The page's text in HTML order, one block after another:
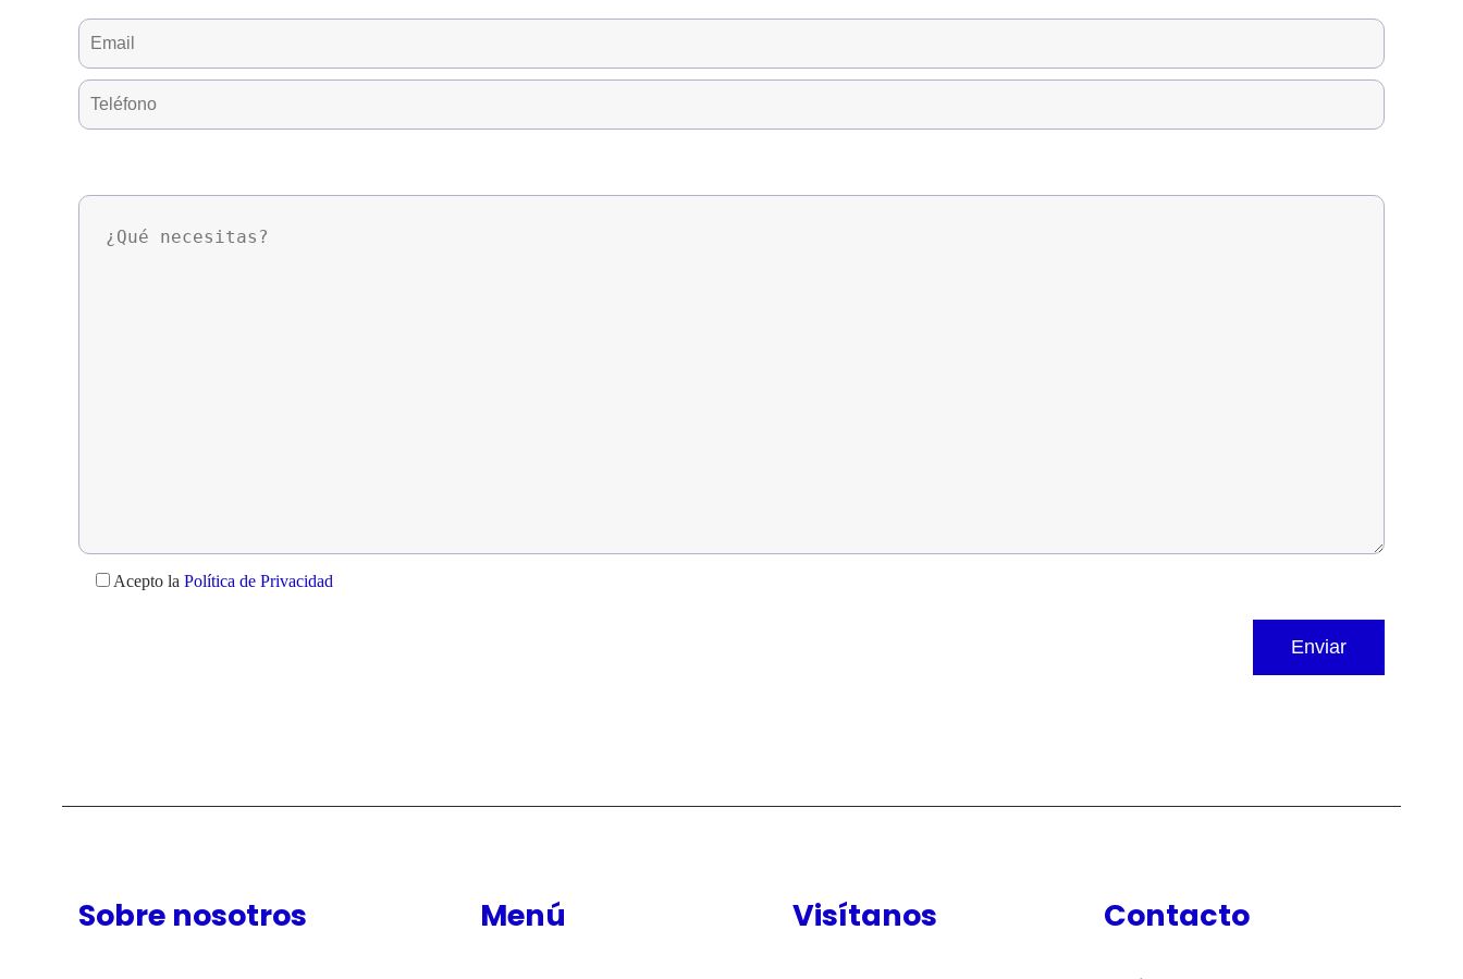
Acepto la Política de Privacidad
Sobre nosotros Menú Visítanos Contacto